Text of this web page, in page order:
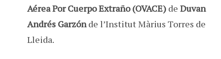
Aérea Por Cuerpo Extraño (OVACE) de Duvan
Andrés Garzónde l’Institut Màrius Torres de
Lleida.